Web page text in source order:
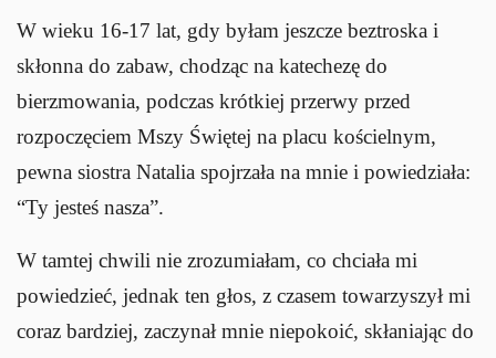
W wieku 16-17 lat, gdy byłam jeszcze beztroska i
skłonna do zabaw, chodząc na katechezę do
bierzmowania, podczas krótkiej przerwy przed
rozpoczęciem Mszy Świętej na placu kościelnym,
pewna siostra Natalia spojrzała na mnie i powiedziała:
“Ty jesteś nasza”.
W tamtej chwili nie zrozumiałam, co chciała mi
powiedzieć, jednak ten głos, z czasem towarzyszył mi
coraz bardziej, zaczynał mnie niepokoić, skłaniając do